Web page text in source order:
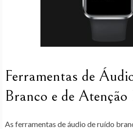
Ferramentas de
Branco e de Atenção
As ferramentas de áudio de ruído